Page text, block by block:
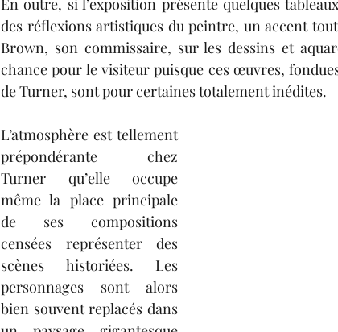
des réflexions artistiques du peintre, un accent
Brown, son commissaire, sur les dessins et
chance pour le visiteur puisque ces œuvres,
de Turner, sont pour certaines totalement inédites.
L’atmosphère est tellement
prépondérante chez
Turner qu’elle occupe
même la place principale
de ses compositions
censées représenter des
scènes historiées. Les
personnages sont alors
bien souvent replacés dans